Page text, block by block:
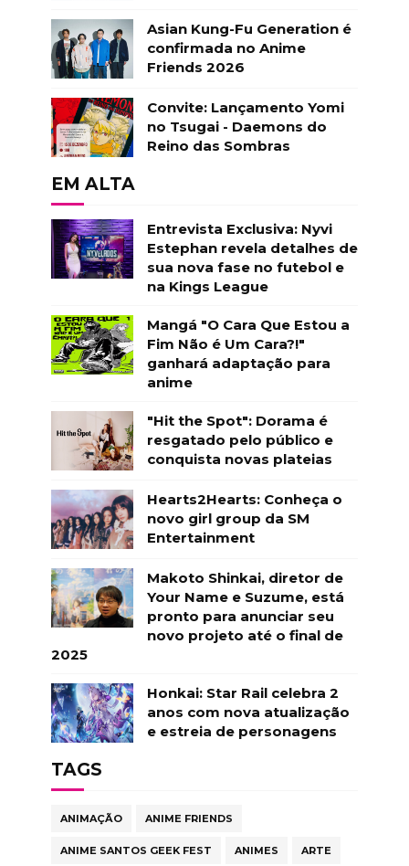
Asian Kung-Fu Generation é
confirmada no Anime
Friends 2026
Convite: Lançamento Yomi
no Tsugai - Daemons do
Reino das Sombras
EM ALTA
Entrevista Exclusiva: Nyvi
Estephan revela detalhes de
sua nova fase no futebol e
na Kings League
Mangá "O Cara Que Estou a
Fim Não é Um Cara?!"
ganhará adaptação para
anime
"Hit the Spot": Dorama é
resgatado pelo público e
conquista novas plateias
Hearts2Hearts: Conheça o
novo girl group da SM
Entertainment
Makoto Shinkai, diretor de
Your Name e Suzume, está
pronto para anunciar seu
novo projeto até o final de
2025
Honkai: Star Rail celebra 2
anos com nova atualização
e estreia de personagens
TAGS
ANIMAÇÃO ANIME FRIENDS
ANIME SANTOS GEEK FEST ANIMES ARTE